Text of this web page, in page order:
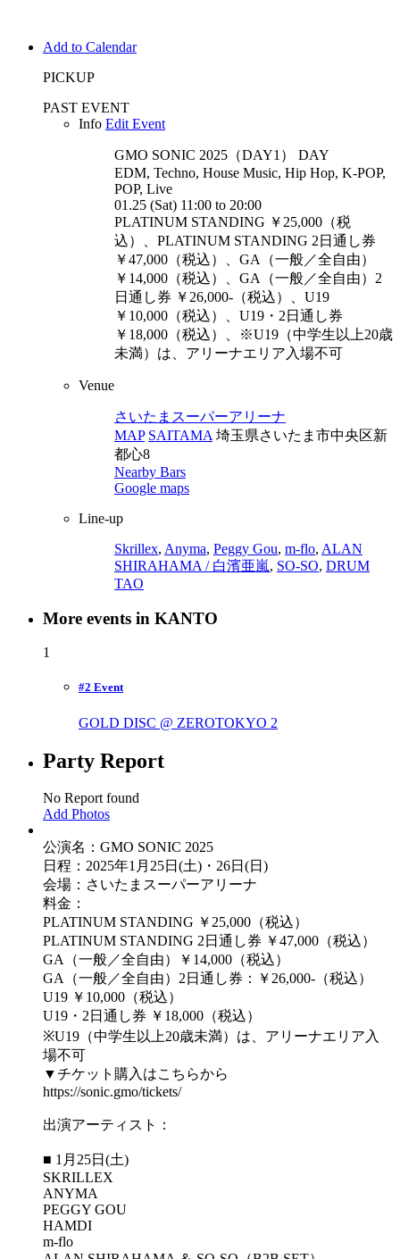
Add to Calendar
PICKUP
PAST EVENT
Info Edit Event
GMO SONIC 2025（DAY1） DAY
EDM, Techno, House Music, Hip Hop, K-POP,
POP, Live
01.25 (Sat) 11:00 to 20:00
PLATINUM STANDING ￥25,000（税
込）、PLATINUM STANDING 2日通し券
￥47,000（税込）、GA（一般／全自由）
￥14,000（税込）、GA（一般／全自由）2
日通し券 ￥26,000-（税込）、U19
￥10,000（税込）、U19・2日通し券
￥18,000（税込）、※U19（中学生以上20歳
未満）は、アリーナエリア入場不可
Venue
さいたまスーパーアリーナ
MAP SAITAMA 埼玉県さいたま市中央区新
都心8
Nearby Bars
Google maps
Line-up
Skrillex, Anyma, Peggy Gou, m-flo, ALAN
SHIRAHAMA / 白濱亜嵐, SO-SO, DRUM
TAO
More events in KANTO
1
#2 Event
GOLD DISC @ ZEROTOKYO 2
Party Report
No Report found
Add Photos
公演名：GMO SONIC 2025
日程：2025年1月25日(土)・26日(日)
会場：さいたまスーパーアリーナ
料金：
PLATINUM STANDING ￥25,000（税込）
PLATINUM STANDING 2日通し券 ￥47,000（税込）
GA（一般／全自由）￥14,000（税込）
GA（一般／全自由）2日通し券：￥26,000-（税込）
U19 ￥10,000（税込）
U19・2日通し券 ￥18,000（税込）
※U19（中学生以上20歳未満）は、アリーナエリア入
場不可
▼チケット購入はこちらから
https://sonic.gmo/tickets/
出演アーティスト：
■ 1月25日(土)
SKRILLEX
ANYMA
PEGGY GOU
HAMDI
m-flo